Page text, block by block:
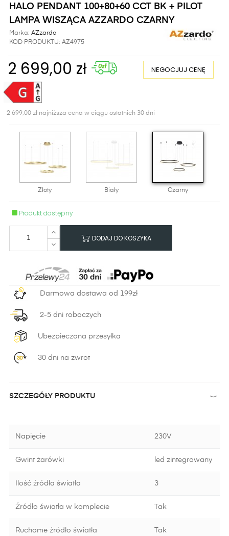
HALO PENDANT 100+80+60 CCT BK + PILOT
LAMPA WISZĄCA AZZARDO CZARNY
Marka: AZzardo
KOD PRODUKTU: AZ4975
2 699,00 zł NEGOCJUJ CENĘ
2 699,00 zł najniższa cena w ciągu ostatnich 30 dni
Złoty Biały Czarny
Produkt dostępny
DODAJ DO KOSZYKA
Darmowa dostawa od 199zł
2-5 dni roboczych
Ubezpieczona przesyłka
30 dni na zwrot
SZCZEGÓŁY PRODUKTU
Napięcie 230V
Gwint żarówki led zintegrowany
Ilość źródła światła 3
Źródło światła w komplecie Tak
Ruchome źródło światła Tak